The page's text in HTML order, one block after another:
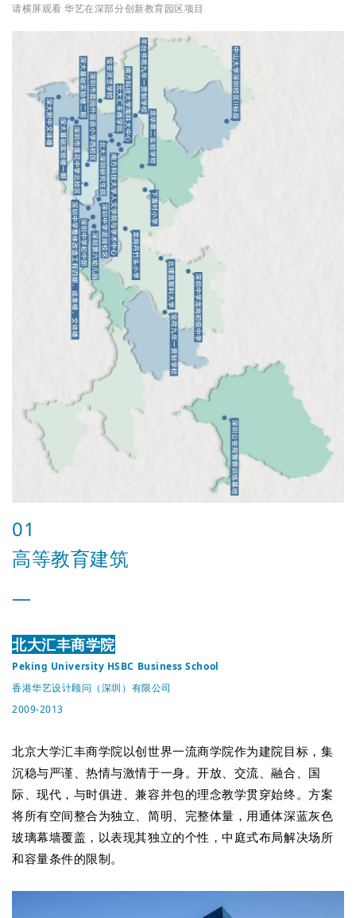
请横屏观看 华艺在深部分创新教育园区项目
01
高等教育建筑
—
北大汇丰商学院
Peking University HSBC Business School
香港华艺设计顾问（深圳）有限公司
2009-2013
北京大学汇丰商学院以创世界一流商学院作为建院目标，集
沉稳与严谨、热情与激情于一身。开放、交流、融合、国
际、现代，与时俱进、兼容并包的理念教学贯穿始终。方案
将所有空间整合为独立、简明、完整体量，用通体深蓝灰色
玻璃幕墙覆盖，以表现其独立的个性，中庭式布局解决场所
和容量条件的限制。